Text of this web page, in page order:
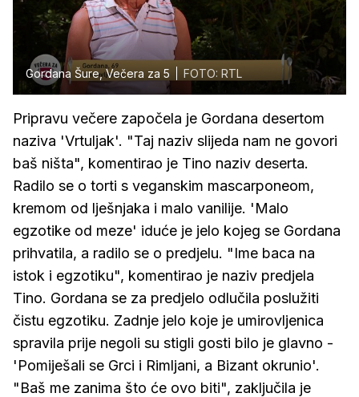
Gordana Šure, Večera za 5 FOTO: RTL
Pripravu večere započela je Gordana desertom
naziva 'Vrtuljak'. "Taj naziv slijeda nam ne govori
baš ništa", komentirao je Tino naziv deserta.
Radilo se o torti s veganskim mascarponeom,
kremom od lješnjaka i malo vanilije. 'Malo
egzotike od meze' iduće je jelo kojeg se Gordana
prihvatila, a radilo se o predjelu. "Ime baca na
istok i egzotiku", komentirao je naziv predjela
Tino. Gordana se za predjelo odlučila poslužiti
čistu egzotiku. Zadnje jelo koje je umirovljenica
spravila prije negoli su stigli gosti bilo je glavno -
'Pomiješali se Grci i Rimljani, a Bizant okrunio'.
"Baš me zanima što će ovo biti", zaključila je